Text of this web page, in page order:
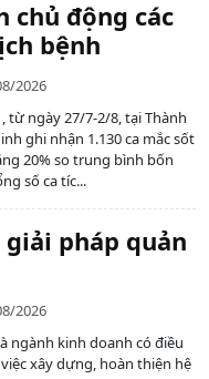
chủ động các
bệnh
2026
từ ngày 27/7-2/8, tại Thành
ghi nhận 1.130 ca mắc sốt
20% so trung bình bốn
số ca tíc...
pháp quản
2026
ngành kinh doanh có điều
xây dựng, hoàn thiện hệ